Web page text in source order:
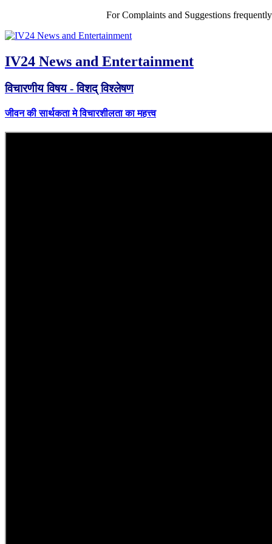
For Complaints and Suggestions
IV24 News and Entertainment
विचारणीय विषय - विशद् विश्लेषण
जीवन की सार्थकता मे विचारशीलता का महत्त्व